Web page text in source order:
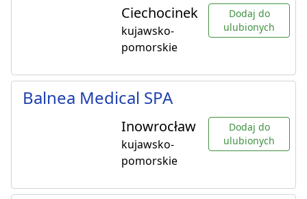
Ciechocinek
kujawsko-
pomorskie
Dodaj do
ulubionych
Balnea Medical SPA
Inowrocław
kujawsko-
pomorskie
Dodaj do
ulubionych